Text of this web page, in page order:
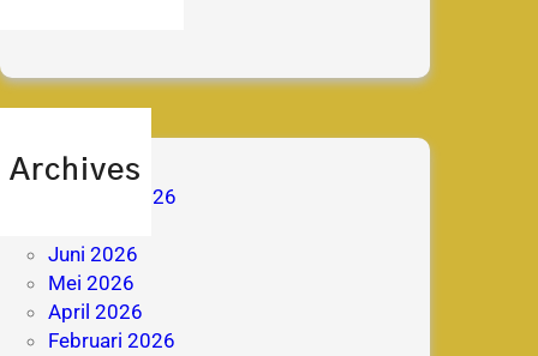
Archives
Agustus 2026
Juni 2026
Mei 2026
April 2026
Februari 2026